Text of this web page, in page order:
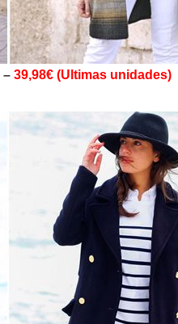
– 39,98€ (Ultimas unidades)